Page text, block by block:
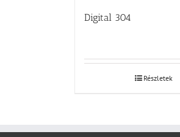
Digital 304
Részletek